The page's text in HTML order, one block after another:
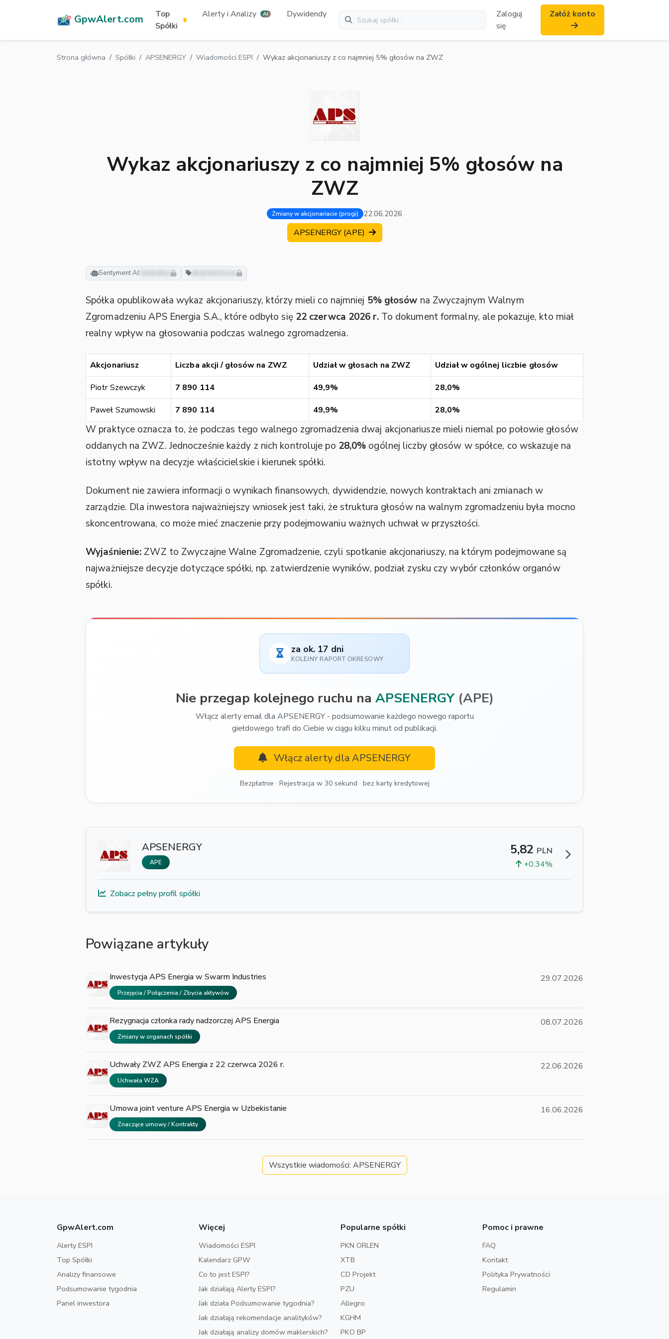
GpwAlert.com
Top
Spółki
Alerty i Analizy AI Dywidendy
Zaloguj
się
Załóż konto
Strona główna Spółki APSENERGY Wiadomości ESPI Wykaz akcjonariuszy z co najmniej 5% głosów na ZWZ
Wykaz akcjonariuszy z co najmniej 5% głosów na
ZWZ
Zmiany w akcjonariacie (progi) 22.06.2026
APSENERGY (APE)
Sentyment AI: neutralny akcjonariusze
Spółka opublikowała wykaz akcjonariuszy, którzy mieli co najmniej 5% głosów na Zwyczajnym Walnym
Zgromadzeniu APS Energia S.A., które odbyło się 22 czerwca 2026 r.To dokument formalny, ale pokazuje, kto miał
realny wpływ na głosowania podczas walnego zgromadzenia.
Akcjonariusz Liczba akcji / głosów na ZWZ Udział w głosach na ZWZ Udział w ogólnej liczbie głosów
Piotr Szewczyk 7 890 114 49,9% 28,0%
Paweł Szumowski 7 890 114 49,9% 28,0%
W praktyce oznacza to, że podczas tego walnego zgromadzenia dwaj akcjonariusze mieli niemal po połowie głosów
oddanych na ZWZ. Jednocześnie każdy z nich kontroluje po 28,0% ogólnej liczby głosów w spółce, co wskazuje na
istotny wpływ na decyzje właścicielskie i kierunek spółki.
Dokument nie zawiera informacji o wynikach finansowych, dywidendzie, nowych kontraktach ani zmianach w
zarządzie. Dla inwestora najważniejszy wniosek jest taki, że struktura głosów na walnym zgromadzeniu była mocno
skoncentrowana, co może mieć znaczenie przy podejmowaniu ważnych uchwał w przyszłości.
Wyjaśnienie: ZWZ to Zwyczajne Walne Zgromadzenie, czyli spotkanie akcjonariuszy, na którym podejmowane są
najważniejsze decyzje dotyczące spółki, np. zatwierdzenie wyników, podział zysku czy wybór członków organów
spółki.
za ok. 17 dni
KOLEJNY RAPORT OKRESOWY
Nie przegap kolejnego ruchu na APSENERGY (APE)
Włącz alerty email dla APSENERGY - podsumowanie każdego nowego raportu
giełdowego trafi do Ciebie w ciągu kilku minut od publikacji.
Włącz alerty dla APSENERGY
Bezpłatnie · Rejestracja w 30 sekund · bez karty kredytowej
APSENERGY
APE
5,82 PLN
+0.34%
Zobacz pełny profil spółki
Powiązane artykuły
Inwestycja APS Energia w Swarm Industries
Przejęcia / Połączenia / Zbycia aktywów
29.07.2026
Rezygnacja członka rady nadzorczej APS Energia
Zmiany w organach spółki
08.07.2026
Uchwały ZWZ APS Energia z 22 czerwca 2026 r.
Uchwała WZA
22.06.2026
Umowa joint venture APS Energia w Uzbekistanie
Znaczące umowy / Kontrakty
16.06.2026
Wszystkie wiadomości: APSENERGY
GpwAlert.com
Alerty ESPI
Top Spółki
Analizy finansowe
Podsumowanie tygodnia
Panel inwestora
Więcej
Wiadomości ESPI
Kalendarz GPW
Co to jest ESPI?
Jak działają Alerty ESPI?
Jak działa Podsumowanie tygodnia?
Jak działają rekomendacje analityków?
Jak działają analizy domów maklerskich?
Popularne spółki
PKN ORLEN
XTB
CD Projekt
PZU
Allegro
KGHM
PKO BP
Pomoc i prawne
FAQ
Kontakt
Polityka Prywatności
Regulamin